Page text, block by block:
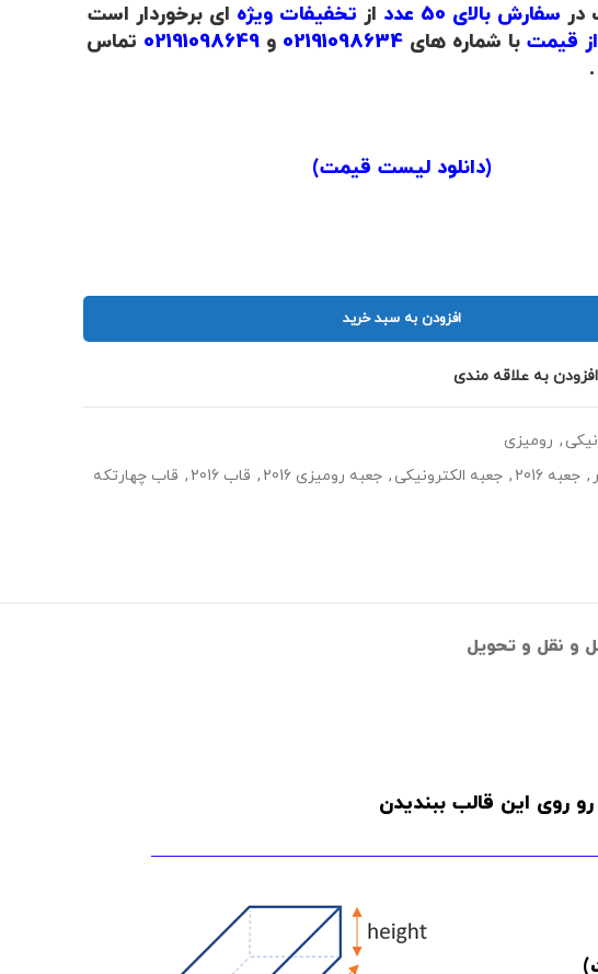
در سفارش بالای 50 عدد از تخفیفات ویژه ای برخوردار است
از قیمت با شماره های و 02191098649 تماس
(دانلود لیست قیمت)
افزودن به سبد خرید
افزودن به علاقه مندی
, رومیزی
, جعبه 2016 , جعبه الکترونیکی , جعبه رومیزی 2016 , قاب 2016 , قاب چهارتکه
و نقل و تحویل
روی این قالب ببندیدن